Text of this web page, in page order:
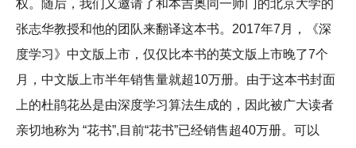
权。随后，我们又邀请了和本吉奥同一师门的北京大学的
张志华教授和他的团队来翻译这本书。2017年7月，《深
度学习》中文版上市，仅仅比本书的英文版上市晚了7个
月，中文版上市半年销售量就超10万册。由于这本书封面
上的杜鹃花丛是由深度学习算法生成的，因此被广大读者
亲切地称为 “花书”,目前“花书”已经销售超40万册。可以